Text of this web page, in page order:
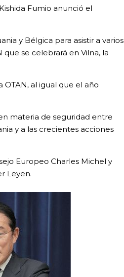
Fumio anunció el
y Bélgica para asistir a varios
se celebrará en Vilna, la
al igual que el año
materia de seguridad entre
y a las crecientes acciones
Europeo Charles Michel y
Leyen.